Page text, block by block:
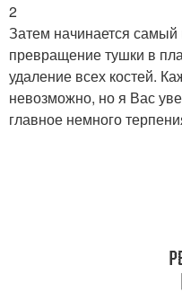
2
Затем начинается самый
превращение тушки в
удаление всех костей.
невозможно, но я Вас
главное немного